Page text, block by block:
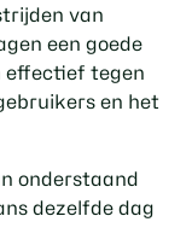
van
een goede
effectief tegen
en het
onderstaand
dezelfde dag